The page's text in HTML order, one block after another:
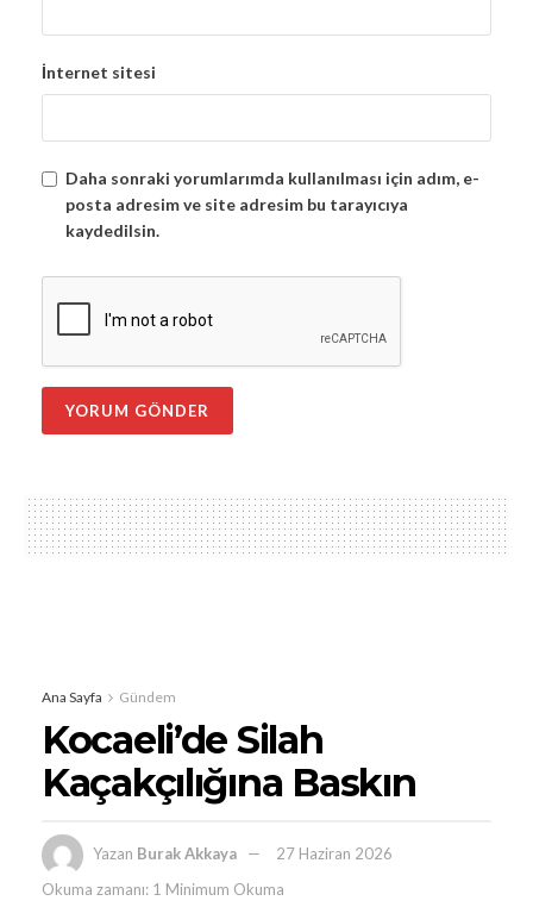
İnternet sitesi
Daha sonraki yorumlarımda kullanılması için adım, e-
posta adresim ve site adresim bu tarayıcıya
kaydedilsin.
Ana Sayfa Gündem
Kocaeli’de Silah
Kaçakçılığına Baskın
Yazan Burak Akkaya
27 Haziran 2026
Okuma zamanı: 1 Minimum Okuma